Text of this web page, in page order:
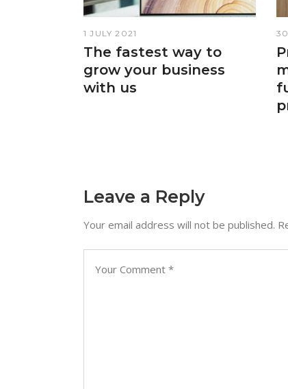
1 JULY 2021
The fastest way to
grow your business
with us
Leave a Reply
Your email address will not be published.